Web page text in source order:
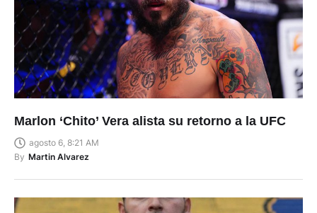
Marlon ‘Chito’ Vera alista su retorno a la UFC
agosto 6, 8:21 AM
By Martin Alvarez